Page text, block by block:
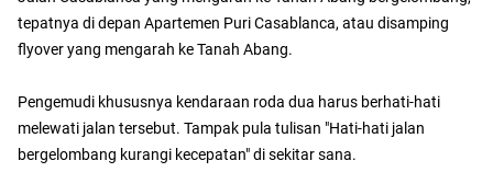
tepatnya di depan Apartemen Puri Casablanca, atau disamping
flyover yang mengarah ke Tanah Abang.
Pengemudi khususnya kendaraan roda dua harus berhati-hati
melewati jalan tersebut. Tampak pula tulisan "Hati-hati jalan
bergelombang kurangi kecepatan" di sekitar sana.